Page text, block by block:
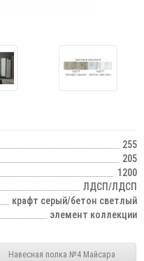
255
205
1200
ЛДСП/ЛДСП
крафт серый/бетон светлый
элемент коллекции
Навесная полка №4 Майсара